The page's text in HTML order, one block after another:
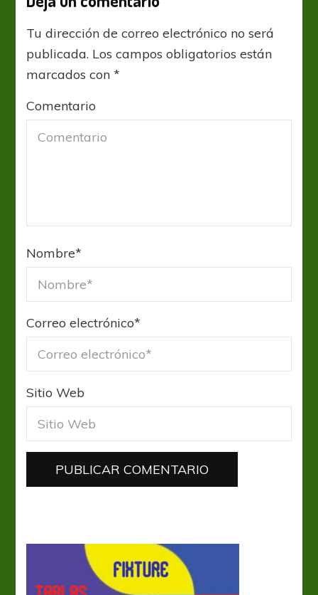
Tu dirección de correo electrónico no será
publicada. Los campos obligatorios están
marcados con*
Comentario
Nombre*
Correo electrónico*
Sitio Web